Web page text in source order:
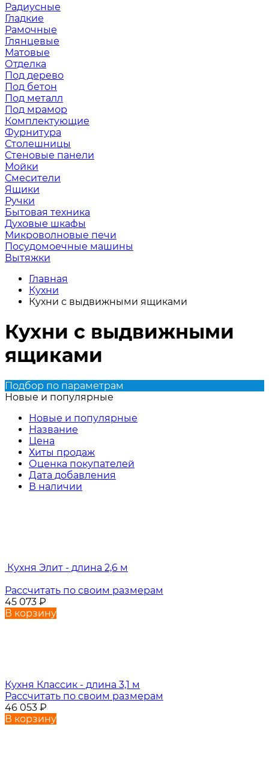
Радиусные
Гладкие
Рамочные
Глянцевые
Матовые
Отделка
Под дерево
Под бетон
Под металл
Под мрамор
Комплектующие
Фурнитура
Столешницы
Стеновые панели
Мойки
Смесители
Ящики
Ручки
Бытовая техника
Духовые шкафы
Микроволновые печи
Посудомоечные машины
Вытяжки
Главная
Кухни
Кухни с выдвижными ящиками
Кухни с выдвижными
ящиками
Подбор по параметрам
Новые и популярные
Новые и популярные
Название
Цена
Хиты продаж
Оценка покупателей
Дата добавления
В наличии
Кухня Элит - длина 2,6 м
Рассчитать по своим размерам
45 073 ₽
В корзину
Кухня Классик - длина 3,1 м
Рассчитать по своим размерам
46 053 ₽
В корзину